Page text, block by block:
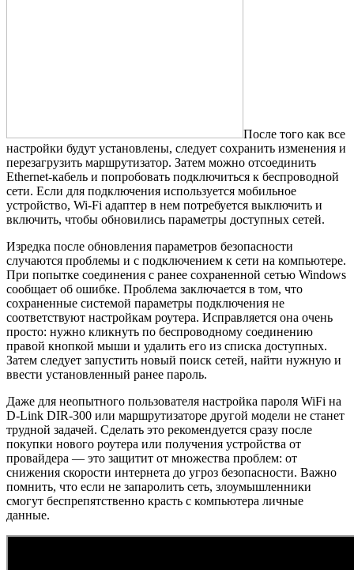
После того как все
настройки будут установлены, следует сохранить изменения и
перезагрузить маршрутизатор. Затем можно отсоединить
Ethernet-кабель и попробовать подключиться к беспроводной
сети. Если для подключения используется мобильное
устройство, Wi-Fi адаптер в нем потребуется выключить и
включить, чтобы обновились параметры доступных сетей.
Изредка после обновления параметров безопасности
случаются проблемы и с подключением к сети на компьютере.
При попытке соединения с ранее сохраненной сетью Windows
сообщает об ошибке. Проблема заключается в том, что
сохраненные системой параметры подключения не
соответствуют настройкам роутера. Исправляется она очень
просто: нужно кликнуть по беспроводному соединению
правой кнопкой мыши и удалить его из списка доступных.
Затем следует запустить новый поиск сетей, найти нужную и
ввести установленный ранее пароль.
Даже для неопытного пользователя настройка пароля WiFi на
D-Link DIR-300 или маршрутизаторе другой модели не станет
трудной задачей. Сделать это рекомендуется сразу после
покупки нового роутера или получения устройства от
провайдера — это защитит от множества проблем: от
снижения скорости интернета до угроз безопасности. Важно
помнить, что если не запаролить сеть, злоумышленники
смогут беспрепятственно красть с компьютера личные
данные.